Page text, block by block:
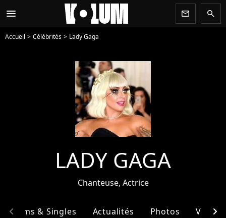
menu newsletter search
Accueil Célébrités Lady Gaga
LADY GAGA
Chanteuse, Actrice
Albums & Singles Actualités Photos Vidéos
chevron_left chevron_right